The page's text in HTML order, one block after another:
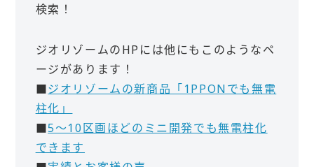
検索！
ジオリゾームのHPには他にもこのようなペ
ージがあります！
■ジオリゾームの新商品「1PPONでも無電
柱化」
■5～10区画ほどのミニ開発でも無電柱化
できます